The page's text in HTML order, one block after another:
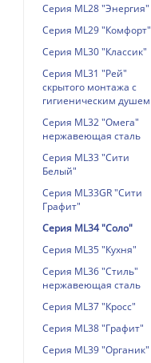
Серия ML28 "Энергия"
Серия ML29 "Комфорт"
Серия ML30 "Классик"
Серия ML31 "Рей"
скрытого монтажа с
гигиеническим душем
Серия ML32 "Омега"
нержавеющая сталь
Серия ML33 "Сити
Белый"
Серия ML33GR "Сити
Графит"
Серия ML34 "Соло"
Серия ML35 "Кухня"
Серия ML36 "Стиль"
нержавеющая сталь
Серия ML37 "Кросс"
Серия ML38 "Графит"
Серия ML39 "Органик"